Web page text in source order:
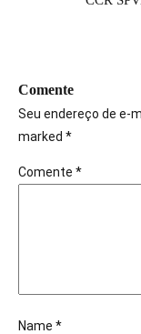
Comente
Seu endereço de e-
marked *
Comente *
Name *